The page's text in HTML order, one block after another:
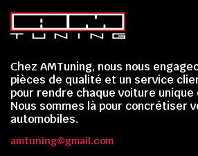
Chez AMTuning, nous nous
pièces de qualité et un service
pour rendre chaque voiture
Nous sommes là pour concrétiser
automobiles.
amtuning@gmail.com